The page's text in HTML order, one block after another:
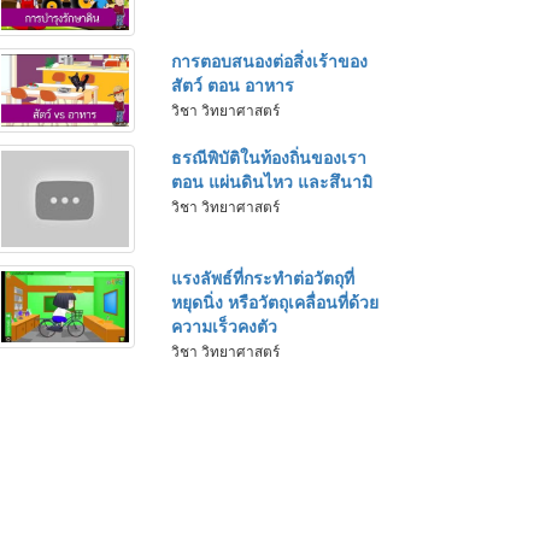
การตอบสนองต่อสิ่งเร้าของ
สัตว์ ตอน อาหาร
วิชา วิทยาศาสตร์
ธรณีพิบัติในท้องถิ่นของเรา
ตอน แผ่นดินไหว และสึนามิ
วิชา วิทยาศาสตร์
แรงลัพธ์ที่กระทำต่อวัตถุที่
หยุดนิ่ง หรือวัตถุเคลื่อนที่ด้วย
ความเร็วคงตัว
วิชา วิทยาศาสตร์